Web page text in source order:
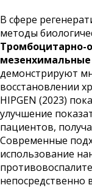
В сфере
методы
Тромбоцитарно-
демонстрируют
восстановлении
HIPGEN (2023)
улучшение
пациентов,
Современные
использование
непосредственно